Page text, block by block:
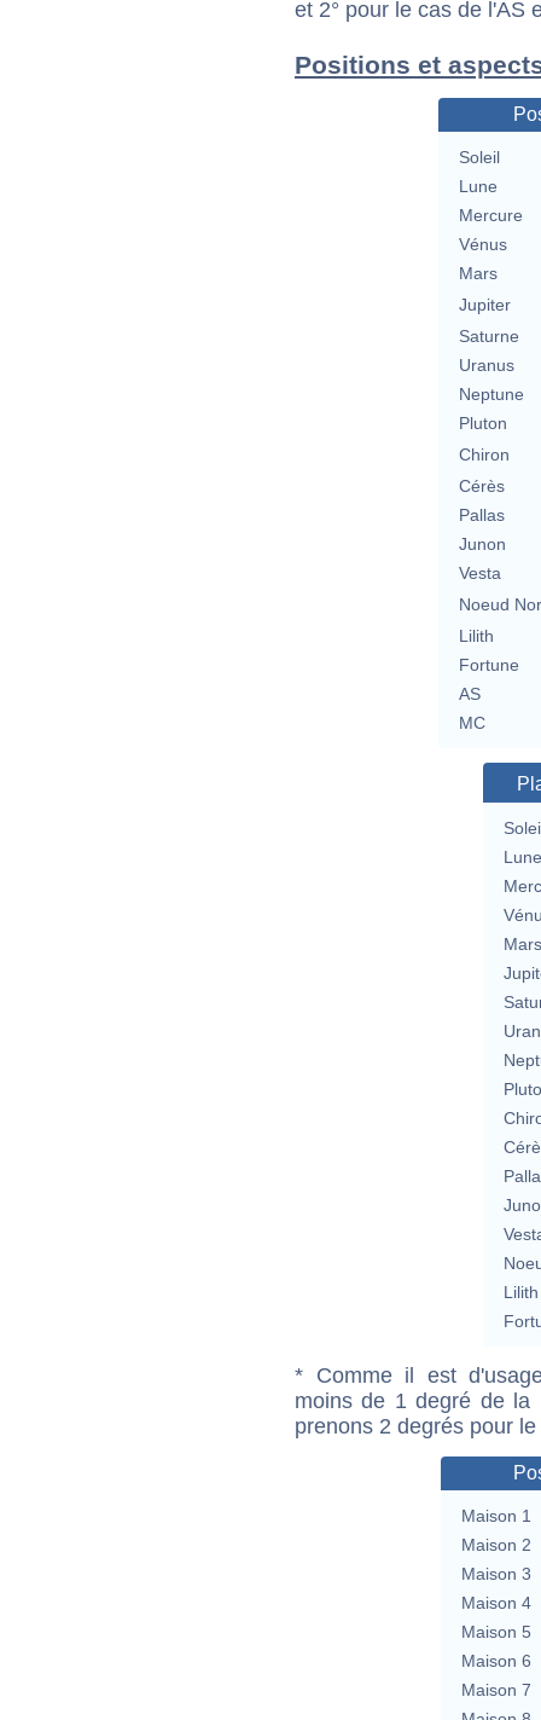
et 2° pour le cas de l'AS
Positions et
Soleil
Lune
Mercure
Vénus
Mars
Jupiter
Saturne
Uranus
Neptune
Pluton
Chiron
Cérès
Pallas
Junon
Vesta
Noeud
Lilith
Fortune
AS
MC
Lune
Mars
Lilith
* Comme il est
moins de 1 degré de la
prenons 2 degrés pour
Maison 1
Maison 2
Maison 3
Maison 4
Maison 5
Maison 6
Maison 7